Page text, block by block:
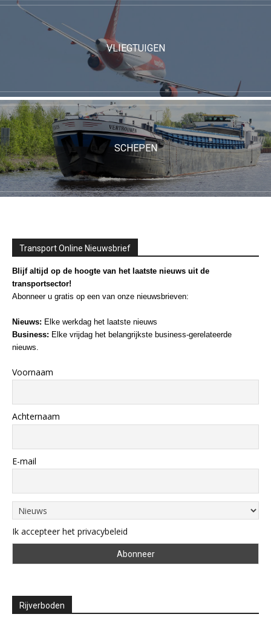
VLIEGTUIGEN
SCHEPEN
Transport Online Nieuwsbrief
Blijf altijd op de hoogte van het laatste nieuws uit de
transportsector!
Abonneer u gratis op een van onze nieuwsbrieven:
Nieuws: Elke werkdag het laatste nieuws
Business: Elke vrijdag het belangrijkste business-gerelateerde
nieuws.
Voornaam
Achternaam
E-mail
Ik accepteer het privacybeleid
Rijverboden